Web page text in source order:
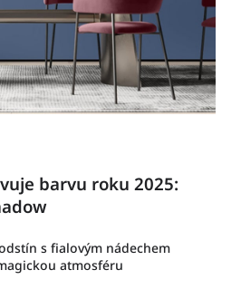
barvu roku 2025:
s fialovým nádechem
atmosféru